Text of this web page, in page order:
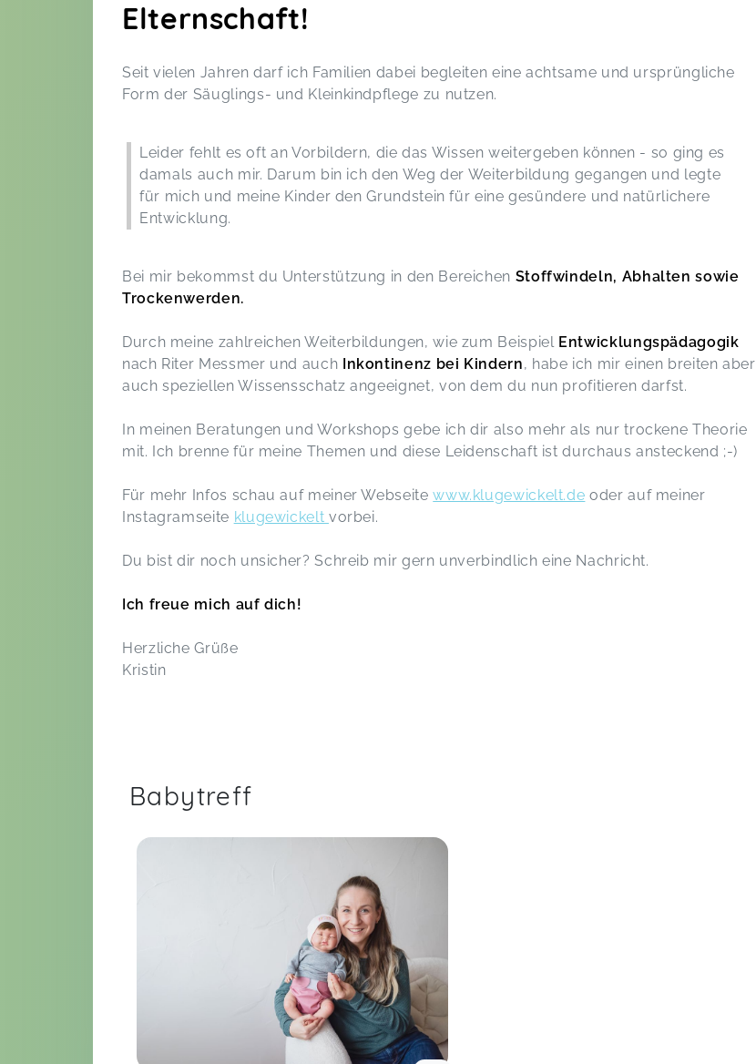
Elternschaft!
Seit vielen Jahren darf ich Familien dabei begleiten eine achtsame und ursprüngliche
Form der Säuglings- und Kleinkindpflege zu nutzen.
Leider fehlt es oft an Vorbildern, die das Wissen weitergeben können - so ging es
damals auch mir. Darum bin ich den Weg der Weiterbildung gegangen und legte
für mich und meine Kinder den Grundstein für eine gesündere und natürlichere
Entwicklung.
Bei mir bekommst du Unterstützung in den Bereichen Stoffwindeln, Abhalten sowie
Trockenwerden.
Durch meine zahlreichen Weiterbildungen, wie zum Beispiel Entwicklungspädagogik
nach Riter Messmer und auch Inkontinenz bei Kindern, habe ich mir einen breiten aber
auch speziellen Wissensschatz angeeignet, von dem du nun profitieren darfst.
In meinen Beratungen und Workshops gebe ich dir also mehr als nur trockene Theorie
mit. Ich brenne für meine Themen und diese Leidenschaft ist durchaus ansteckend ;-)
Für mehr Infos schau auf meiner Webseitewww.klugewickelt.de oder auf meiner
Instagramseite klugewickelt vorbei.
Du bist dir noch unsicher? Schreib mir gern unverbindlich eine Nachricht.
Ich freue mich auf dich!
Herzliche Grüße
Kristin
Babytreff